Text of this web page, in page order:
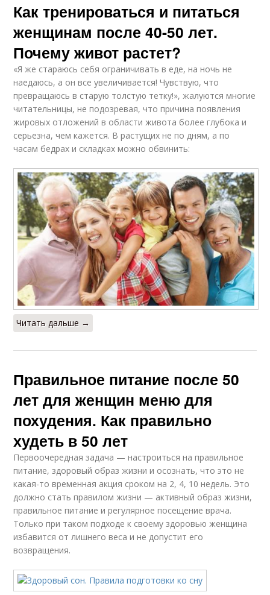
Как тренироваться и питаться
женщинам после 40-50 лет.
Почему живот растет?
«Я же стараюсь себя ограничивать в еде, на ночь не
наедаюсь, а он все увеличивается! Чувствую, что
превращаюсь в старую толстую тетку!», жалуются многие
читательницы, не подозревая, что причина появления
жировых отложений в области живота более глубока и
серьезна, чем кажется. В растущих не по дням, а по
часам бедрах и складках можно обвинить:
Читать дальше →
Правильное питание после 50
лет для женщин меню для
похудения. Как правильно
худеть в 50 лет
Первоочередная задача — настроиться на правильное
питание, здоровый образ жизни и осознать, что это не
какая-то временная акция сроком на 2, 4, 10 недель. Это
должно стать правилом жизни — активный образ жизни,
правильное питание и регулярное посещение врача.
Только при таком подходе к своему здоровью женщина
избавится от лишнего веса и не допустит его
возвращения.